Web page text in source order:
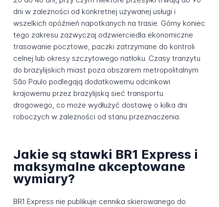
dni w zależności od konkretnej używanej usługi i
wszelkich opóźnień napotkanych na trasie. Górny koniec
tego zakresu zazwyczaj odzwierciedla ekonomiczne
trasowanie pocztowe, paczki zatrzymane do kontroli
celnej lub okresy szczytowego natłoku. Czasy tranzytu
do brazylijskich miast poza obszarem metropolitalnym
São Paulo podlegają dodatkowemu odcinkowi
krajowemu przez brazylijską sieć transportu
drogowego, co może wydłużyć dostawę o kilka dni
roboczych w zależności od stanu przeznaczenia.
Jakie są stawki BR1 Express i
maksymalne akceptowane
wymiary?
BR1 Express nie publikuje cennika skierowanego do